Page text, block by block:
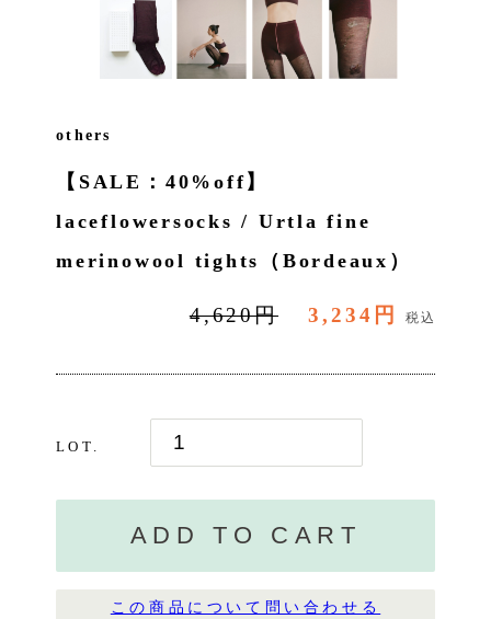
others
【SALE：40%off】
laceflowersocks / Urtla fine
merinowool tights（Bordeaux）
4,620円 3,234円 税込
LOT.
ADD TO CART
この商品について問い合わせる